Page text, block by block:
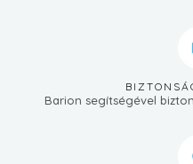
Barion segítségével